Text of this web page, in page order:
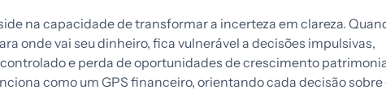
na capacidade de transformar a incerteza em clareza.
onde vai seu dinheiro, fica vulnerável a decisões impulsivas,
e perda de oportunidades de crescimento
como um GPS financeiro, orientando cada decisão sobre